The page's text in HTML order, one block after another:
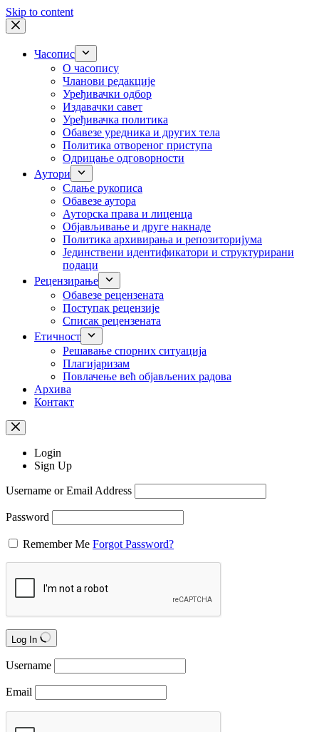
Skip to content
Часопис
О часопису
Чланови редакције
Уређивачки одбор
Издавачки савет
Уређивачка политика
Обавезе уредника и других тела
Пoлитикa oтвoрeнoг приступa
Одрицање одговорности
Аутори
Слање рукописа
Обавезе аутора
Ауторска права и лиценца
Објављивање и друге накнаде
Политика архивирања и репозиторијума
Јединствени идентификатори и структурирани
подаци
Рецензирање
Обавезе рецензената
Поступак рецензије
Списак рецензената
Етичност
Рeшaвaњe спорних ситуација
Плагијаризам
Повлачење већ објављених радова
Архива
Контакт
Login
Sign Up
Username or Email Address
Password
Remember Me Forgot Password?
Log In
Username
Email